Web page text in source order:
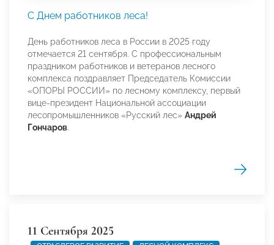
С Днем работников леса!
День работников леса в России в 2025 году
отмечается 21 сентября. С профессиональным
праздником работников и ветеранов лесного
комплекса поздравляет Председатель Комиссии
«ОПОРЫ РОССИИ» по лесному комплексу, первый
вице-президент Национальной ассоциации
лесопромышленников «Русский лес» Андрей
Гончаров.
11 Сентября 2025